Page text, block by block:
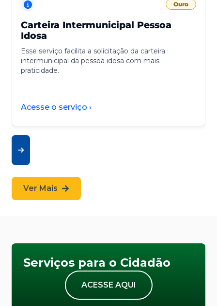
Ouro
Carteira Intermunicipal Pessoa
Idosa
Esse serviço facilita a solicitação da carteira
intermunicipal da pessoa idosa com mais
praticidade.
Acesse o serviço ›
Ver Mais
Serviços para o Cidadão
ACESSE AQUI